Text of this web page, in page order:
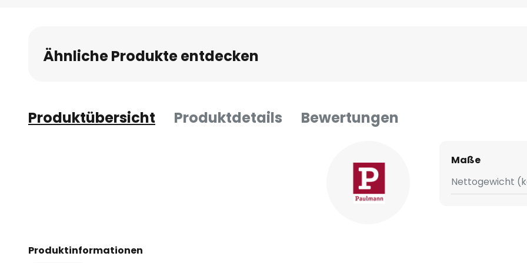
Ähnliche Produkte entdecken
Produktübersicht Produktdetails Bewertungen
Produktinformationen
Maße
Nettogewicht